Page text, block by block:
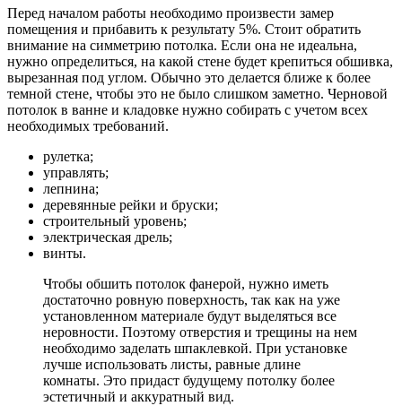
Перед началом работы необходимо произвести замер
помещения и прибавить к результату 5%. Стоит обратить
внимание на симметрию потолка. Если она не идеальна,
нужно определиться, на какой стене будет крепиться обшивка,
вырезанная под углом. Обычно это делается ближе к более
темной стене, чтобы это не было слишком заметно. Черновой
потолок в ванне и кладовке нужно собирать с учетом всех
необходимых требований.
рулетка;
управлять;
лепнина;
деревянные рейки и бруски;
строительный уровень;
электрическая дрель;
винты.
Чтобы обшить потолок фанерой, нужно иметь
достаточно ровную поверхность, так как на уже
установленном материале будут выделяться все
неровности. Поэтому отверстия и трещины на нем
необходимо заделать шпаклевкой. При установке
лучше использовать листы, равные длине
комнаты. Это придаст будущему потолку более
эстетичный и аккуратный вид.